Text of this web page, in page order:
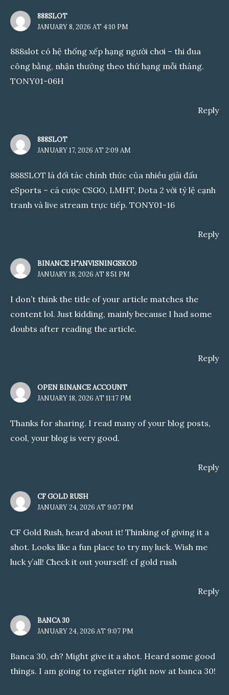
888SLOT
JANUARY 8, 2026 AT 4:10 PM
888slot có hệ thống xếp hạng người chơi – thi đua
công bằng, nhận thưởng theo thứ hạng mỗi tháng.
TONY01-06H
Reply
888SLOT
JANUARY 17, 2026 AT 2:09 AM
888SLOT là đối tác chính thức của nhiều giải đấu
eSports – cá cược CSGO, LMHT, Dota 2 với tỷ lệ cạnh
tranh và live stream trực tiếp. TONY01-16
Reply
BINANCE H"ANVISNINGSKOD
JANUARY 18, 2026 AT 8:51 PM
I don’t think the title of your article matches the
content lol. Just kidding, mainly because I had some
doubts after reading the article.
Reply
OPEN BINANCE ACCOUNT
JANUARY 18, 2026 AT 11:17 PM
Thanks for sharing. I read many of your blog posts,
cool, your blog is very good.
Reply
CF GOLD RUSH
JANUARY 24, 2026 AT 9:07 PM
CF Gold Rush, heard about it! Thinking of giving it a
shot. Looks like a fun place to try my luck. Wish me
luck y’all! Check it out yourself: cf gold rush
Reply
BANCA 30
JANUARY 24, 2026 AT 9:07 PM
Banca 30, eh? Might give it a shot. Heard some good
things. I am going to register right now at banca 30!